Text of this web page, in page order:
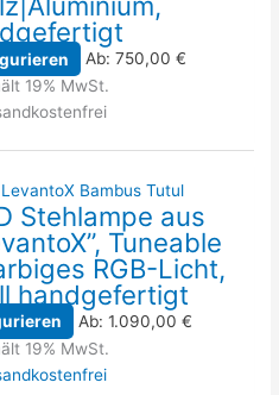
Ab: 750,00 €
19% MwSt.
Stehlampe aus
Tuneable
RGB-Licht,
handgefertigt
Ab:1.090,00€
19% MwSt.